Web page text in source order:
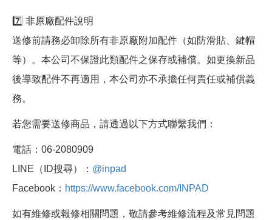
7️⃣ 非原廠配件說明
送修前請務必卸除所有非原廠附加配件（如防滑貼、鍵帽
等）。本公司不保證此類配件之保存或補償。如更換新品
後導致配件不再適用，本公司亦不承擔任何責任或補償義
務。
若您需要送修商品，請透過以下方式聯繫我們：
電話：06-2080909
LINE（ID搜尋）： @inpad
Facebook： https://www.facebook.com/INPAD
如有維修或報修相關問題，敬請參考維修流程及常見問題